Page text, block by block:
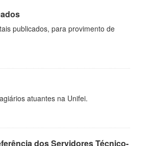
publicados, para provimento de
atuantes na Unifei.
dos Servidores Técnico-